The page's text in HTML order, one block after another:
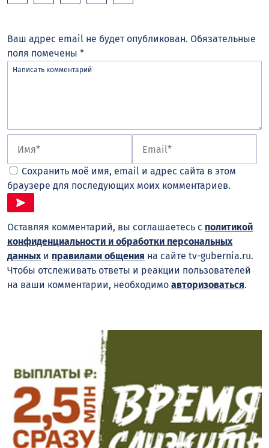
Ваш адрес email не будет опубликован. Обязательные
поля помечены *
Сохранить моё имя, email и адрес сайта в этом
браузере для последующих моих комментариев.
Оставляя комментарий, вы соглашаетесь с политикой
конфиденциальности и обработки персональных
данныхи правилами общения на сайте tv-gubernia.ru.
Чтобы отслеживать ответы и реакции пользователей
на ваши комментарии, необходимо авторизоваться.